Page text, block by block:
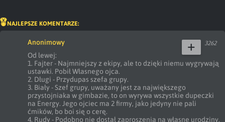
NAJLEPSZE KOMENTARZE:
Anonimowy
Od lewej:
1. Fajter - Najmniejszy z ekipy, ale to dzięki niemu wygrywają
ustawki. Pobił Własnego ojca.
2. Długi - Przydupas szefa grupy.
3. Biały - Szef grupy, uważany jest za największego
przystojniaka w gimbazie, to on wyrywa wszystkie dupeczki
na Energy. Jego ojciec ma 2 firmy, jako jedyny nie pali
ćmików, bo boi się o cerę.
4. Rudy - Podobno nie dostał zaproszenia na własne urodziny.
3262